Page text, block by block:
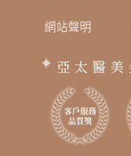
網站聲明
亞太醫